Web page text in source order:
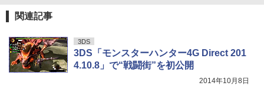
関連記事
3DS
3DS「モンスターハンター4G Direct 201
4.10.8」で“戦闘街”を初公開
2014年10月8日